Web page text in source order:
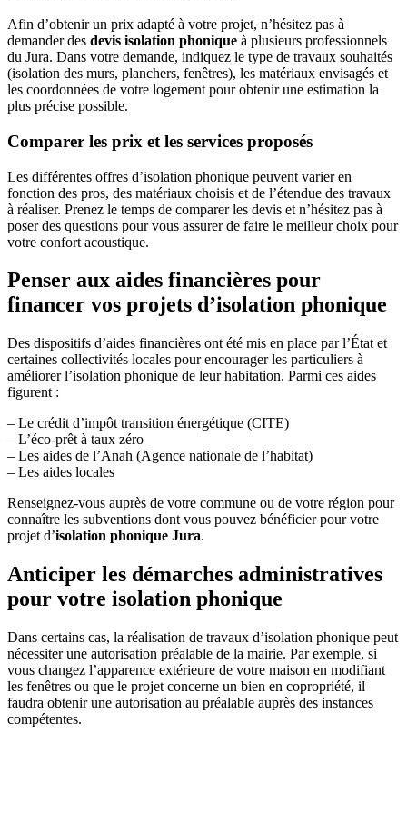
Afin d’obtenir un prix adapté à votre projet, n’hésitez pas à
demander des devis isolation phonique à plusieurs professionnels
du Jura. Dans votre demande, indiquez le type de travaux souhaités
(isolation des murs, planchers, fenêtres), les matériaux envisagés et
les coordonnées de votre logement pour obtenir une estimation la
plus précise possible.
Comparer les prix et les services proposés
Les différentes offres d’isolation phonique peuvent varier en
fonction des pros, des matériaux choisis et de l’étendue des travaux
à réaliser. Prenez le temps de comparer les devis et n’hésitez pas à
poser des questions pour vous assurer de faire le meilleur choix pour
votre confort acoustique.
Penser aux aides financières pour
financer vos projets d’isolation phonique
Des dispositifs d’aides financières ont été mis en place par l’État et
certaines collectivités locales pour encourager les particuliers à
améliorer l’isolation phonique de leur habitation. Parmi ces aides
figurent :
– Le crédit d’impôt transition énergétique (CITE)
– L’éco-prêt à taux zéro
– Les aides de l’Anah (Agence nationale de l’habitat)
– Les aides locales
Renseignez-vous auprès de votre commune ou de votre région pour
connaître les subventions dont vous pouvez bénéficier pour votre
projet d’isolation phonique Jura.
Anticiper les démarches administratives
pour votre isolation phonique
Dans certains cas, la réalisation de travaux d’isolation phonique peut
nécessiter une autorisation préalable de la mairie. Par exemple, si
vous changez l’apparence extérieure de votre maison en modifiant
les fenêtres ou que le projet concerne un bien en copropriété, il
faudra obtenir une autorisation au préalable auprès des instances
compétentes.